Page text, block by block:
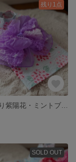
残り1点
SOLD OUT